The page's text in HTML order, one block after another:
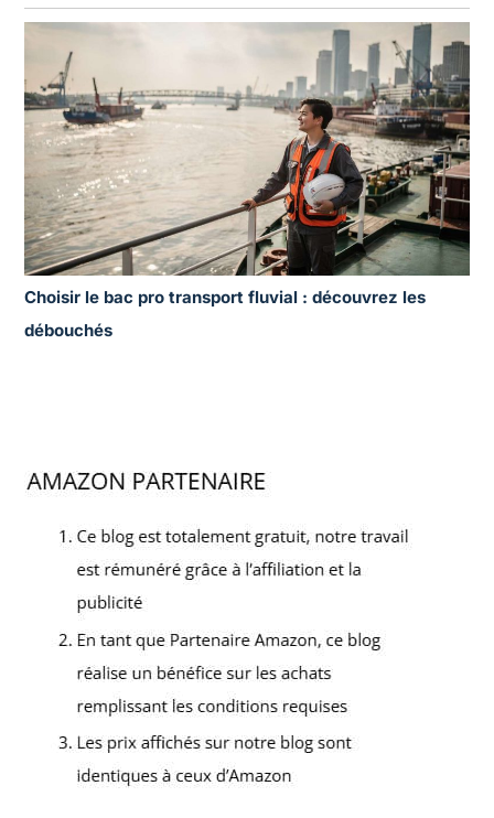
Choisir le bac pro transport fluvial : découvrez les
débouchés